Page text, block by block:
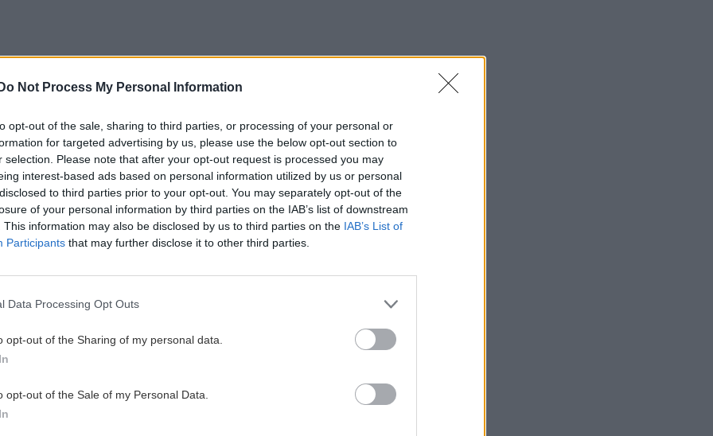
Do Not Process My Personal Information
opt-out of the sale, sharing to third parties, or processing of your personal or
for targeted advertising by us, please use the below opt-out section to
selection. Please note that after your opt-out request is processed you may
interest-based ads based on personal information utilized by us or personal
to third parties prior to your opt-out. You may separately opt-out of the
of your personal information by third parties on the IAB’s list of downstream
This information may also be disclosed by us to third parties on the IAB’s List of
Participants that may further disclose it to other third parties.
Data Processing Opt Outs
opt-out of the Sharing of my personal data.
opt-out of the Sale of my Personal Data.
η επιχείρηση στο πλοίο θα ξεκινήσει άμεσα η
. Στο πλοίο βρίσκονται περίπου 700 τόνοι
αγνοουμένων στο λιμάνι θα γίνει με φροντίδα
Νησιωτικής Πολιτικής.
(φωτογραφίες)
Οινούσσες - «Τραυματίας από ελληνικά
και εμβολιασμένους εκπαιδευτικούς